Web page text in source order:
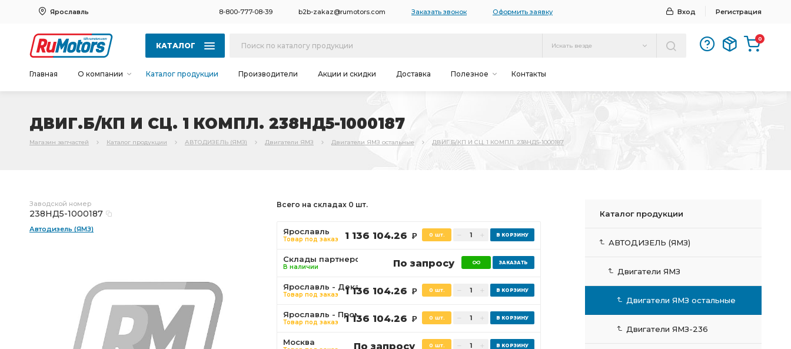
Ярославль 8-800-777-08-39 b2b-zakaz@rumotors.com Заказать звонок Оформить заявку Вход Регистрация
КАТАЛОГ Искать везде
0
Главная О компании Каталог продукции Производители Акции и скидки Доставка Полезное Контакты
ДВИГ.Б/КП И СЦ. 1 КОМПЛ. 238НД5-1000187
Магазин запчастей Каталог продукции АВТОДИЗЕЛЬ (ЯМЗ) Двигатели ЯМЗ Двигатели ЯМЗ остальные ДВИГ.Б/КП И СЦ. 1 КОМПЛ. 238НД5-1000187
Заводской номер
238НД5-1000187
Автодизель (ЯМЗ)
Всего на складах 0 шт.
Ярославль
Товар под заказ 1 136 104.26 Р 0 шт.
Склады партнеров
В наличии По запросу
Ярославль - Декабристов
Товар под заказ 1 136 104.26 Р 0 шт.
Ярославль - Промышленная
Товар под заказ 1 136 104.26 Р 0 шт.
Москва По запросу 0 шт.
Каталог продукции
АВТОДИЗЕЛЬ (ЯМЗ)
Двигатели ЯМЗ
Двигатели ЯМЗ остальные
Двигатели ЯМЗ-236